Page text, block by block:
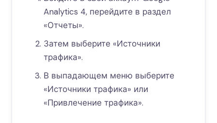
Analytics 4, перейдите в раздел
«Отчеты».
Затем выберите «Источники
трафика».
В выпадающем меню выберите
«Источники трафика» или
«Привлечение трафика».